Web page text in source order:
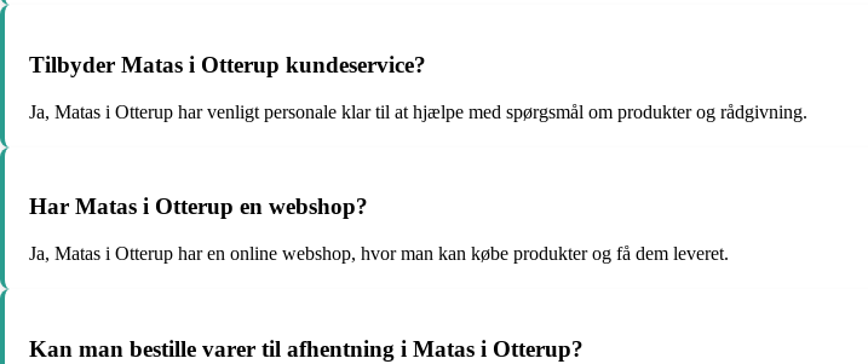
Tilbyder Matas i Otterup kundeservice?
Ja, Matas i Otterup har venligt personale klar til at hjælpe med spørgsmål om produkter og rådgivning.
Har Matas i Otterup en webshop?
Ja, Matas i Otterup har en online webshop, hvor man kan købe produkter og få dem leveret.
Kan man bestille varer til afhentning i Matas i Otterup?